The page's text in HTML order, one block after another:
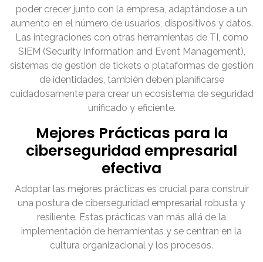
poder crecer junto con la empresa, adaptándose a un
aumento en el número de usuarios, dispositivos y datos.
Las integraciones con otras herramientas de TI, como
SIEM (Security Information and Event Management),
sistemas de gestión de tickets o plataformas de gestión
de identidades, también deben planificarse
cuidadosamente para crear un ecosistema de seguridad
unificado y eficiente.
Mejores Prácticas para la
ciberseguridad empresarial
efectiva
Adoptar las mejores prácticas es crucial para construir
una postura de ciberseguridad empresarial robusta y
resiliente. Estas prácticas van más allá de la
implementación de herramientas y se centran en la
cultura organizacional y los procesos.